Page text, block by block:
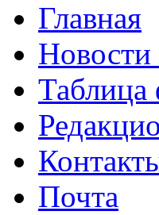
Главная
Новости
Почта